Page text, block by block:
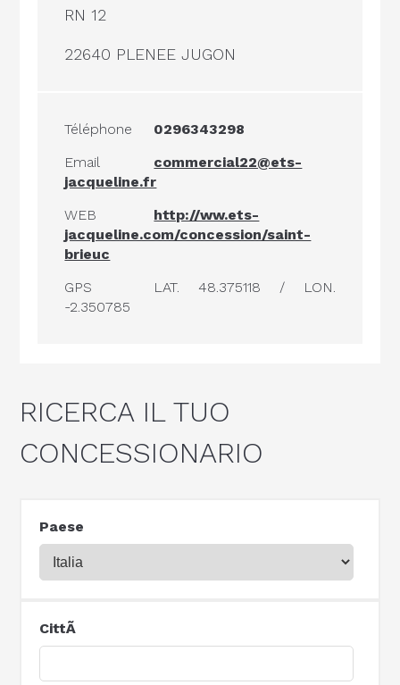
RN 12
22640 PLENEE JUGON
Téléphone
0296343298
Email
commercial22@ets-
jacqueline.fr
WEB
http://ww.ets-
jacqueline.com/concession/saint-
brieuc
GPS
LAT. 48.375118 / LON.
-2.350785
RICERCA IL TUO
CONCESSIONARIO
Paese
CittÃ